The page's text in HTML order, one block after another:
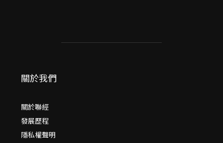
關於我們
關於聯經
發展歷程
隱私權聲明